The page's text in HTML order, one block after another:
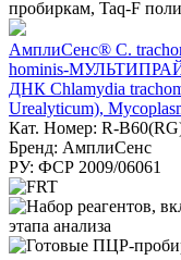
АмплиСенс® C.
hominis-
ДНК Chlamydia
Urealyticum),
Кат. Номер: R-
Бренд: АмплиСенс
РУ: ФСР 2009/06061